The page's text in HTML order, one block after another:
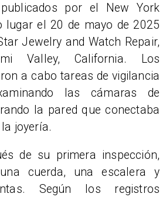
por el New York
lugar el 20 de mayo de 2025
Jewelry and Watch Repair,
Valley, California. Los
a cabo tareas de vigilancia
las cámaras de
la pared que conectaba
joyería.
de su primera inspección,
cuerda, una escalera y
Según los registros